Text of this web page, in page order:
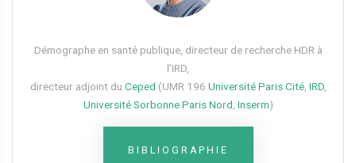
Démographe en santé publique, directeur de recherche HDR à
l’IRD,
directeur adjoint du Ceped (UMR 196 Université Paris Cité, IRD,
Université Sorbonne Paris Nord Inserm)
BIBLIOGRAPHIE